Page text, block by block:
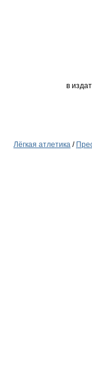
в
Лёгкая атлетика /